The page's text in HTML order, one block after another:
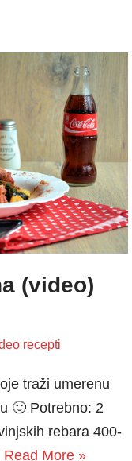
(video)
recepti
traži umerenu
🙂 Potrebno: 2
rebara 400-
Read More »